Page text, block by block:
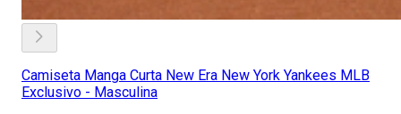
Camiseta Manga Curta New Era New York Yankees MLB
Exclusivo - Masculina